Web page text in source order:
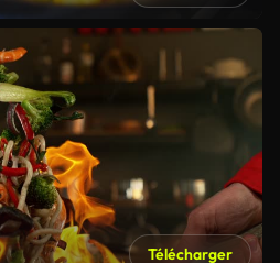
Télécharger